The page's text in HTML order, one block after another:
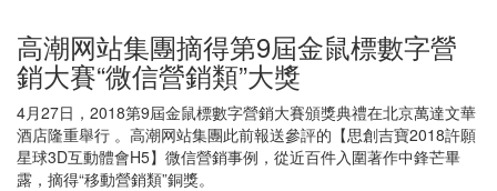
高潮网站集團摘得第9屆金鼠標數字營
銷大賽“微信營銷類”大獎
4月27日，2018第9屆金鼠標數字營銷大賽頒獎典禮在北京萬達文華
酒店隆重舉行 。高潮网站集團此前報送參評的【思創吉寶2018許願
星球3D互動體會H5】微信營銷事例，從近百件入圍著作中鋒芒畢
露，摘得“移動營銷類”銅獎。